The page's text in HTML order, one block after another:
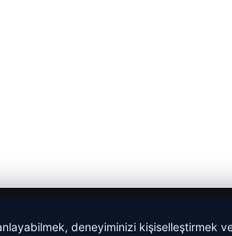
anlayabilmek, deneyiminizi kişiselleştirmek